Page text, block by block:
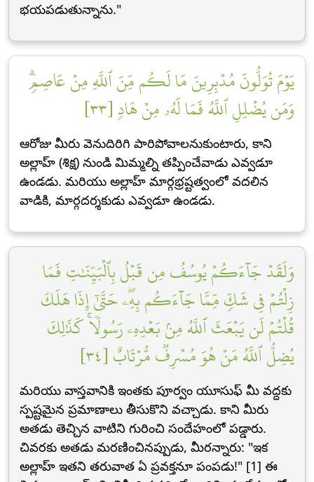
భయపడుతున్నాను."
يَوۡمَ تُوَلُّونَ مُدۡبِرِينَ مَا لَكُم مِّنَ ٱللَّهِ مِنۡ عَاصِمٖۗ
وَمَن يُضۡلِلِ ٱللَّهُ فَمَا لَهُۥ مِنۡ هَادٖ [٣٣]
ఆరోజు మీరు వెనుదిరిగి పారిపోవాలనుకుంటారు, కాని
అల్లాహ్ (శిక్ష) నుండి మిమ్మల్ని తప్పించేవాడు ఎవ్వడూ
ఉండడు. మరియు అల్లాహ్ మార్గభ్రష్టత్వంలో వదలిన
వాడికి, మార్గదర్శకుడు ఎవ్వడూ ఉండడు.
وَلَقَدۡ جَآءَكُمۡ يُوسُفُ مِن قَبۡلُ بِٱلۡبَيِّنَٰتِ فَمَا
زِلۡتُمۡ فِي شَكّٖ مِّمَّا جَآءَكُم بِهِۦۖ حَتَّىٰٓ إِذَا هَلَكَ
قُلۡتُمۡ لَن يَبۡعَثَ ٱللَّهُ مِنۢ بَعۡدِهِۦ رَسُولٗاۚ كَذَٰلِكَ
يُضِلُّ ٱللَّهُ مَنۡ هُوَ مُسۡرِفٞ مُّرۡتَابٌ [٣٤]
మరియు వాస్తవానికి ఇంతకు పూర్వం యూసుఫ్ మీ వద్దకు
స్పష్టమైన ప్రమాణాలు తీసుకొని వచ్చాడు. కాని మీరు
అతడు తెచ్చిన వాటిని గురించి సందేహంలో పడ్డారు.
చివరకు అతడు మరణించినప్పుడు, మీరన్నారు: "ఇక
అల్లాహ్ ఇతని తరువాత ఏ ప్రవక్తనూ పంపడు!" [1] ఈ